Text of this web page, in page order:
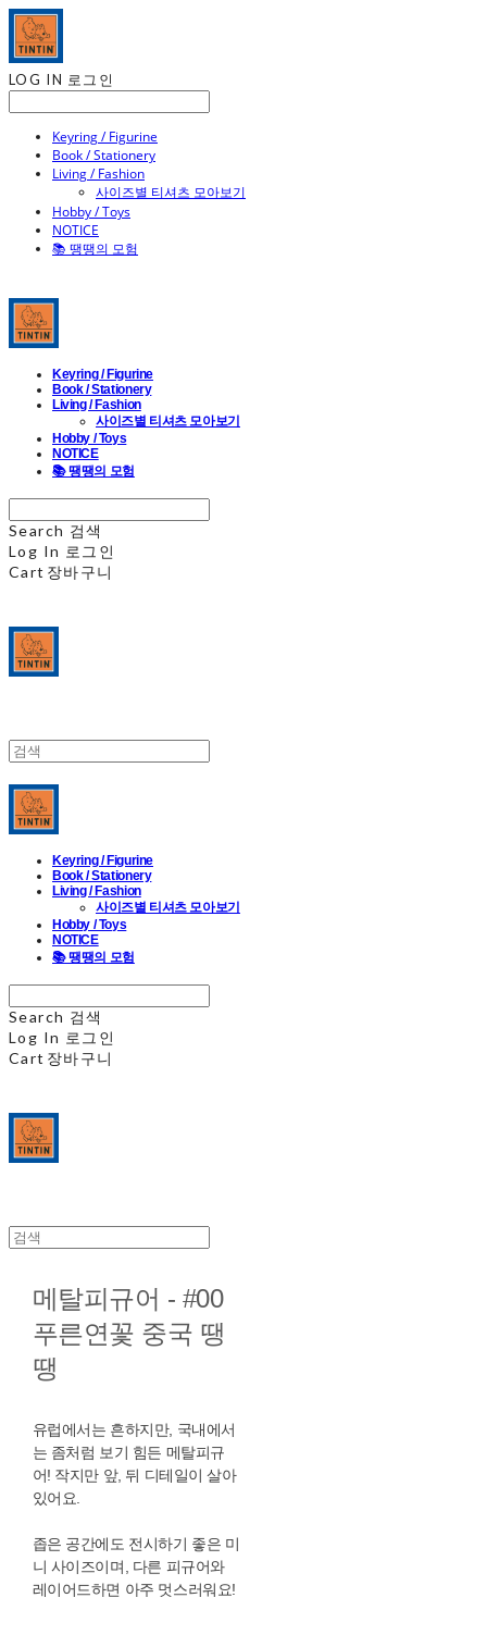
LOG IN 로그인
Keyring / Figurine
Book / Stationery
Living / Fashion
사이즈별 티셔츠 모아보기
Hobby / Toys
NOTICE
📚 땡땡의 모험
Keyring / Figurine
Book / Stationery
Living / Fashion
사이즈별 티셔츠 모아보기
Hobby / Toys
NOTICE
📚 땡땡의 모험
Search 검색
Log In 로그인
Cart 장바구니
Keyring / Figurine
Book / Stationery
Living / Fashion
사이즈별 티셔츠 모아보기
Hobby / Toys
NOTICE
📚 땡땡의 모험
Search 검색
Log In 로그인
Cart 장바구니
메탈피규어 - #00
푸른연꽃 중국 땡
땡
유럽에서는 흔하지만, 국내에서
는 좀처럼 보기 힘든 메탈피규
어! 작지만 앞, 뒤 디테일이 살아
있어요.
좁은 공간에도 전시하기 좋은 미
니 사이즈이며, 다른 피규어와
레이어드하면 아주 멋스러워요!